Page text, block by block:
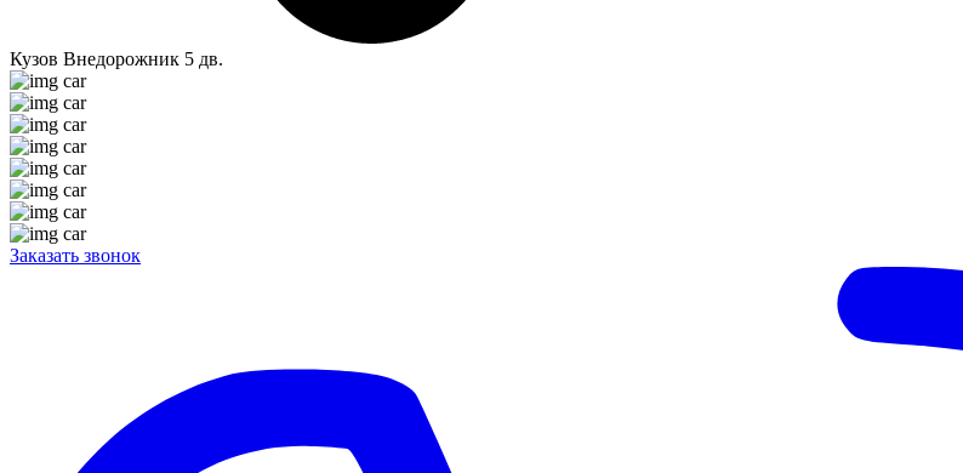
Кузов Внедорожник 5 дв.
Заказать звонок